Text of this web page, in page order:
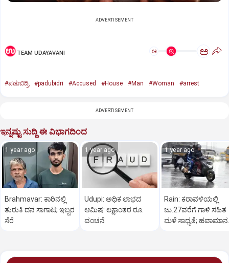
ADVERTISEMENT
TEAM UDAYAVANI ಅ ಅ
#ಪಡುಬಿದ್ರಿ #padubidri #Accused #House #Man #Woman #arrest
ADVERTISEMENT
ಇನ್ನಷ್ಟು ಸುದ್ದಿ ಈ ವಿಭಾಗದಿಂದ
1 year ago
Brahmavar: ಕಾರಿನಲ್ಲಿ
ತುರುಕಿ ದನ ಸಾಗಾಟ; ಇಬ್ಬರ
ಸೆರೆ
1 year ago
Udupi: ಅಧಿಕ ಲಾಭದ
ಆಮಿಷ: ಲಕ್ಷಾಂತರ ರೂ.
ವಂಚನೆ
1 year ago
Rain: ಕರಾವಳಿಯಲ್ಲಿ
ಜು.27ವರೆಗೆ ಗಾಳಿ ಸಹಿತ
ಮಳೆ ಸಾಧ್ಯತೆ; ಹವಾಮಾನ